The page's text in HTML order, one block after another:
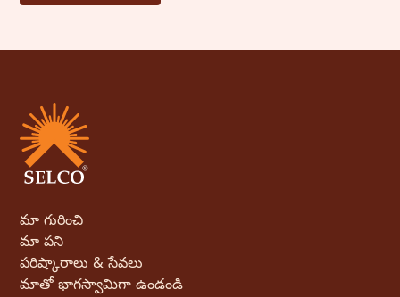
మా గురించి
మా పని
పరిష్కారాలు & సేవలు
మాతో భాగస్వామిగా ఉండండి